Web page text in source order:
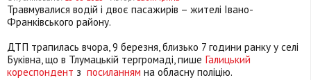
Травмувалися водій і двоє пасажирів – жителі Івано-
Франківського району.
ДТП трапилась вчора, 9 березня, близько 7 години ранку у селі
Буківна, що в Тлумацькій тергромаді, пише Галицький
кореспондент з посиланням на обласну поліцію.